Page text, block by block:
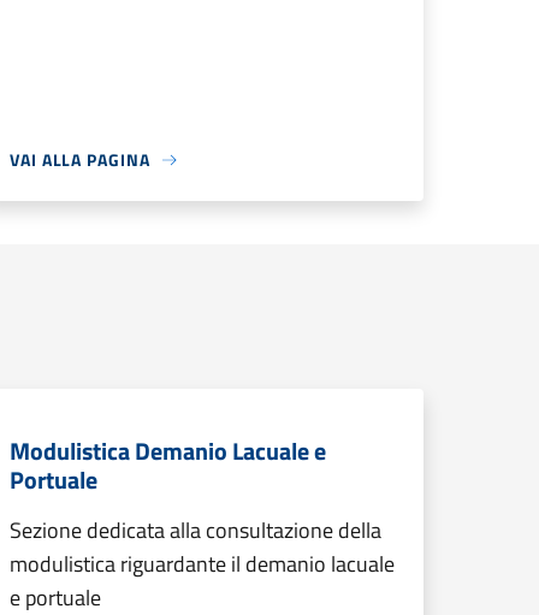
VAI ALLA PAGINA
Modulistica Demanio Lacuale e
Portuale
Sezione dedicata alla consultazione della
modulistica riguardante il demanio lacuale
e portuale